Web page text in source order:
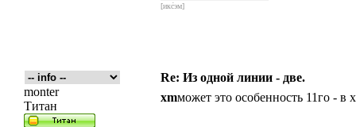
[икс́эм]
Re: Из одной линии - две.
monter
Титан
xmможет это особенность 11го - в